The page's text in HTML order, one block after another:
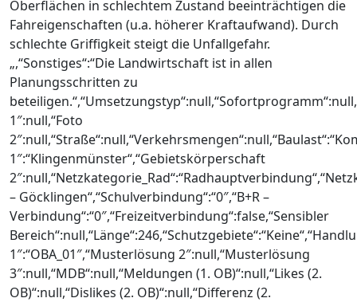
Oberflächen in schlechtem Zustand beeinträchtigen die
Fahreigenschaften (u.a. höherer Kraftaufwand). Durch
schlechte Griffigkeit steigt die Unfallgefahr.
„,“Sonstiges“:“Die Landwirtschaft ist in allen
Planungsschritten zu
1″:null,“Foto
1″:“Klingenmünster“,“Gebietskörperschaft
– Göcklingen“,“Schulverbindung“:“0″,“B+R –
Verbindung“:“0″,“Freizeitverbindung“:false,“Sensibler
1″:“OBA_01″,“Musterlösung 2″:null,“Musterlösung
3″:null,“MDB“:null,“Meldungen (1. OB)“:null,“Likes (2.
OB)“:null,“Dislikes (2. OB)“:null,“Differenz (2.